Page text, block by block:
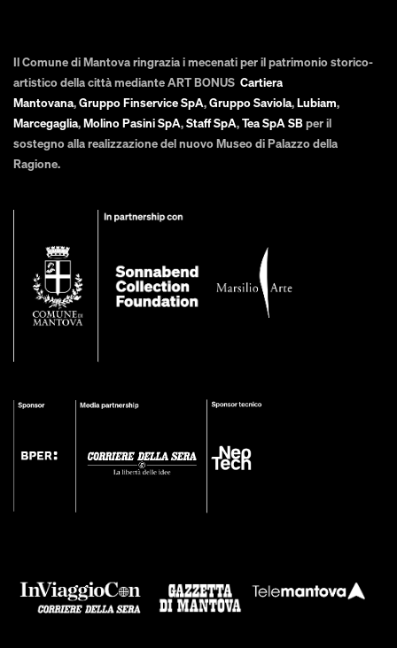
Il Comune di Mantova ringrazia i mecenati per il patrimonio storico-
artistico della città mediante ART BONUS Cartiera
Mantovana,Gruppo Finservice SpA,Gruppo Saviola,Lubiam,
Marcegaglia,Molino Pasini SpA,Staff SpA,Tea SpA SBper il
sostegno alla realizzazione del nuovo Museo di Palazzo della
Ragione.